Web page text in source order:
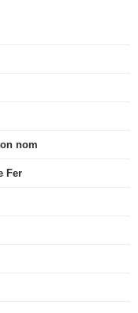
nom
Fer